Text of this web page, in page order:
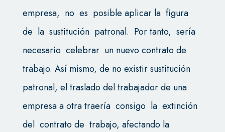
empresa, no es posible aplicar la figura
de la sustitución patronal. Por tanto, sería
necesario celebrar un nuevo contrato de
trabajo. Así mismo, de no existir sustitución
patronal, el traslado del trabajador de una
empresa a otra traería consigo la extinción
del contrato de trabajo, afectando la